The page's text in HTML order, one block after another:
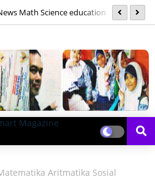
Math Science education
Aritmatika Sosial